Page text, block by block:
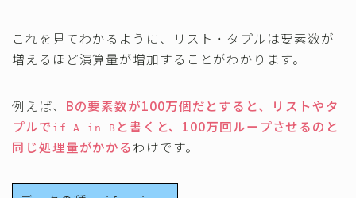
これを見てわかるように、リスト・タプルは要素数が
増えるほど演算量が増加することがわかります。
例えば、 Bの要素数が100万個だとすると、リストやタ
プルで if A in B と書くと、100万回ループさせるのと
同じ処理量がかかるわけです。